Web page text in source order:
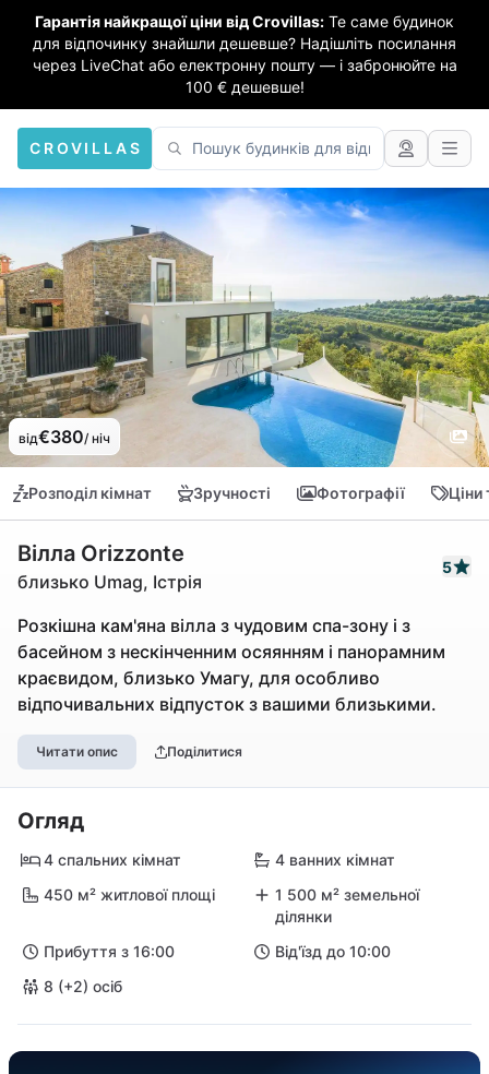
Гарантія найкращої ціни від Crovillas: Те саме будинок
для відпочинку знайшли дешевше? Надішліть посилання
через LiveChat або електронну пошту — і забронюйте на
100 € дешевше!
CROVILLAS
від€380/ ніч
Розподіл кімнат Зручності Фотографії Ціни
Вілла Orizzonte
близько Umag, Істрія
5
Розкішна кам'яна вілла з чудовим спа-зону і з
басейном з нескінченним осяянням і панорамним
краєвидом, близько Умагу, для особливо
відпочивальних відпусток з вашими близькими.
Читати опис Поділитися
Огляд
4 спальних кімнат
4 ванних кімнат
450 м² житлової площі
1 500 м² земельної
ділянки
Прибуття з 16:00
Від'їзд до 10:00
8 (+2) осіб